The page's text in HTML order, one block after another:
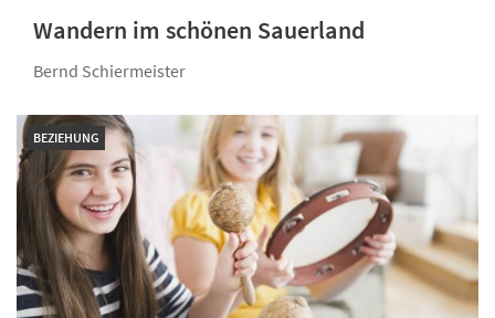
Wandern im schönen Sauerland
Bernd Schiermeister
BEZIEHUNG